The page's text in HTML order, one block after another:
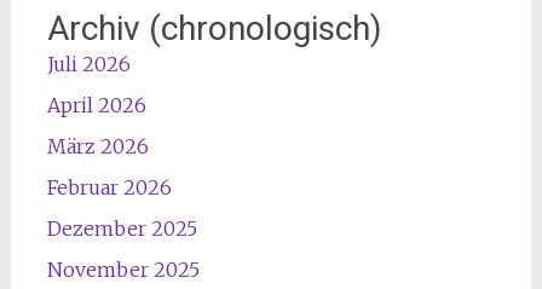
Archiv (chronologisch)
Juli 2026
April 2026
März 2026
Februar 2026
Dezember 2025
November 2025